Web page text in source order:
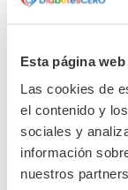
Esta página
Las cookies de
el contenido y
sociales y
información
nuestros
junio 2025
mayo 2025
abril 2025
marzo 2025
febrero 2025